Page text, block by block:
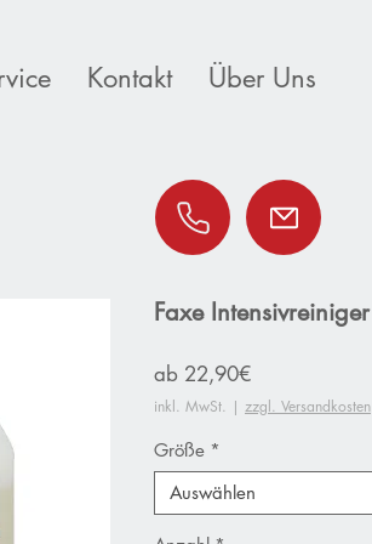
Kontakt Über Uns
Faxe Intensivreiniger
ab 22,90€Sale-
Preis
inkl. MwSt. | zzgl. Versandkosten
Größe *
Auswählen